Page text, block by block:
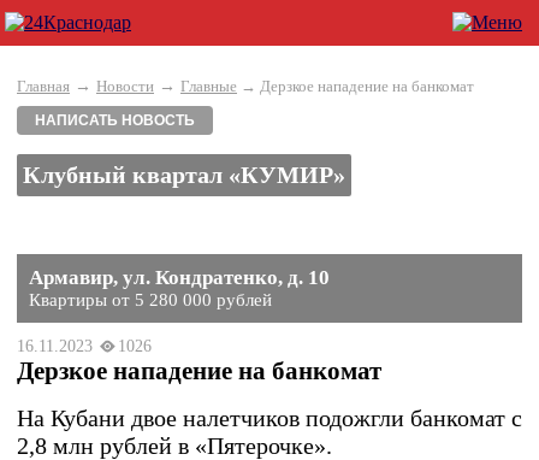
Главная → Новости → Главные → Дерзкое нападение на банкомат
НАПИСАТЬ НОВОСТЬ
Клубный квартал «КУМИР»
Армавир, ул. Кондратенко, д. 10
Квартиры от 5 280 000 рублей
16.11.2023 1026
Дерзкое нападение на банкомат
На Кубани двое налетчиков подожгли банкомат с
2,8 млн рублей в «Пятерочке».